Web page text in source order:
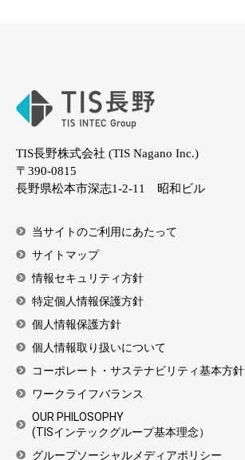
TIS長野株式会社 (TIS Nagano Inc.)
〒390-0815
長野県松本市深志1-2-11 昭和ビル
当サイトのご利用にあたって
サイトマップ
情報セキュリティ方針
特定個人情報保護方針
個人情報保護方針
個人情報取り扱いについて
コーポレート・サステナビリティ基本方針
ワークライフバランス
OUR PHILOSOPHY
(TISインテックグループ基本理念）
グループソーシャルメディアポリシー